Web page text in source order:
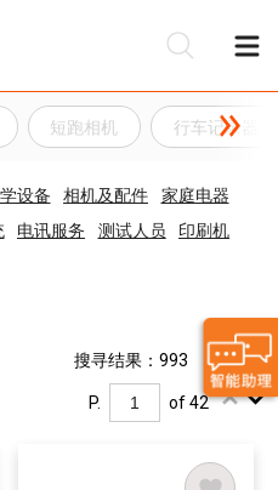
短跑相机 行车记录器
设备 相机及配件
家庭电器
电讯服务 测试人员
印刷机
搜寻结果：993
P. of 42